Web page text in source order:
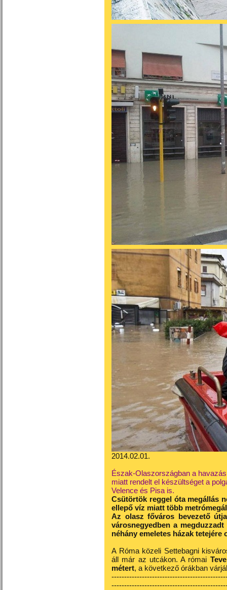
2014.02.01.
Észak-Olaszországban a
miatt rendelt el készültséget a
Velence és Pisa is.
Csütörtök reggel óta megállás
ellepő víz miatt több
Az olasz főváros bevezető
városnegyedben a
néhány emeletes házak
A Róma közeli Settebagni
áll már az utcákon. A római
métert, a következő órákban